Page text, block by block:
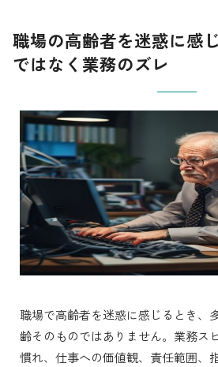
職場の高齢者を迷惑に感
ではなく業務のズレ
職場で高齢者を迷惑に感じるとき、
齢そのものではありません。業務ス
慣れ、仕事への価値観、責任範囲、